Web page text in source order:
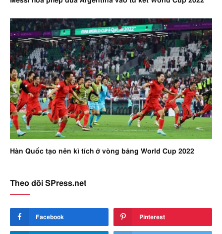
Hàn Quốc tạo nên kì tích ở vòng bảng World Cup 2022
Theo dõi SPress.net
Facebook Pinterest